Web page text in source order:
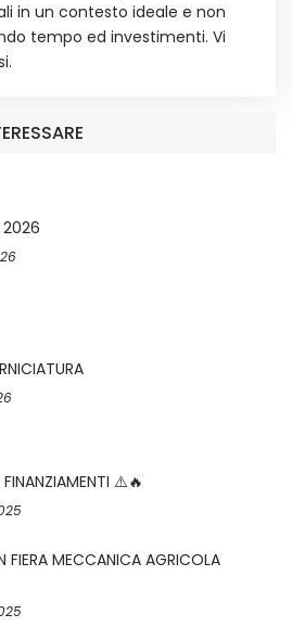
in un contesto ideale e non
tempo ed investimenti. Vi
2026
⚠️​🔥​
FIERA MECCANICA AGRICOLA